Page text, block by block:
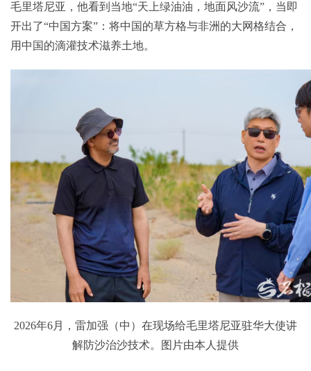
毛里塔尼亚，他看到当地“天上绿油油，地面风沙流”，当即
开出了“中国方案”：将中国的草方格与非洲的大网格结合，
用中国的滴灌技术滋养土地。
2026年6月，雷加强（中）在现场给毛里塔尼亚驻华大使讲
解防沙治沙技术。图片由本人提供